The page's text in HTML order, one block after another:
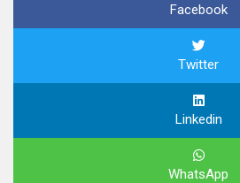
Facebook
Twitter
Linkedin
WhatsApp